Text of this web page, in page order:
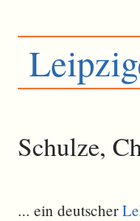
Schulze,
... ein deutscher